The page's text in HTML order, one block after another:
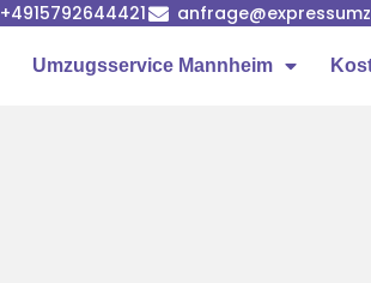
+4915792644421
Umzugsservice Mannheim